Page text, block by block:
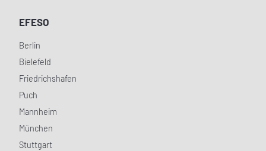
EFESO
Berlin
Bielefeld
Friedrichshafen
Puch
Mannheim
München
Stuttgart